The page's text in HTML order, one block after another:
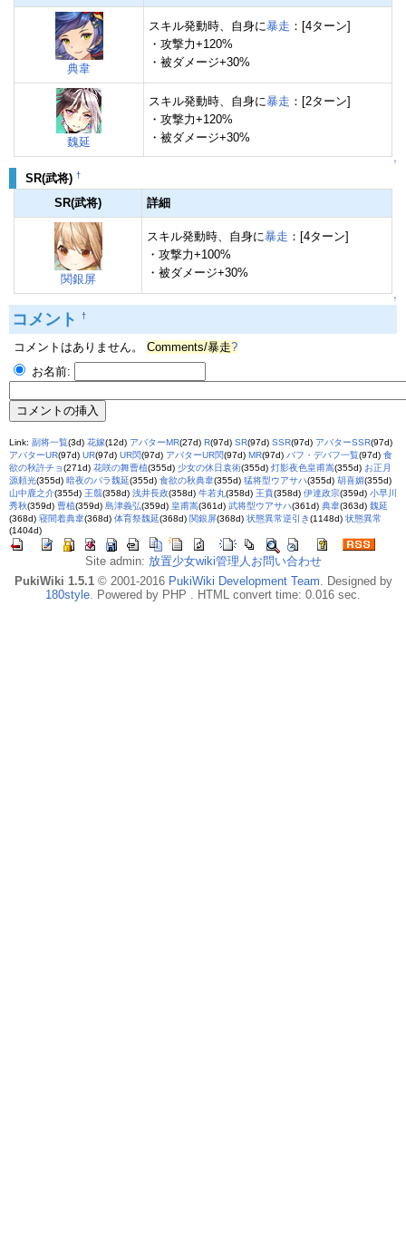
典韋
スキル発動時、自身に暴走 ：[4ターン]
・攻撃力+120%
・被ダメージ+30%
魏延
スキル発動時、自身に暴走 ：[2ターン]
・攻撃力+120%
・被ダメージ+30%
↑
SR(武将) †
SR(武将) 詳細
関銀屏
スキル発動時、自身に暴走 ：[4ターン]
・攻撃力+100%
・被ダメージ+30%
↑
コメント †
コメントはありません。 Comments/暴走?
お名前:
Link: 副将一覧(3d) 花嫁(12d) アバターMR(27d) R(97d) SR(97d) SSR(97d) アバターSSR(97d)
アバターUR(97d) UR(97d) UR閃(97d) アバターUR閃(97d) MR(97d) バフ・デバフ一覧(97d) 食
欲の秋許チョ(271d) 花咲の舞曹植(355d) 少女の休日袁術(355d) 灯影夜色皇甫嵩(355d) お正月
源頼光(355d) 暗夜のバラ魏延(355d) 食欲の秋典韋(355d) 猛将型ウアサハ(355d) 胡喜媚(355d)
山中鹿之介(355d) 王翦(358d) 浅井長政(358d) 牛若丸 (358d) 王賁(358d) 伊達政宗(359d) 小早川
秀秋(359d) 曹植(359d) 島津義弘(359d) 皇甫嵩(361d) 武将型ウアサハ(361d) 典韋(363d) 魏延
(368d) 寝間着典韋(368d) 体育祭魏延(368d) 関銀屏(368d) 状態異常逆引き(1148d) 状態異常
(1404d)
Site admin: 放置少女wiki管理人お問い合わせ
PukiWiki 1.5.1© 2001-2016 PukiWiki Development Team . Designed by
180style . Powered by PHP . HTML convert time: 0.016 sec.